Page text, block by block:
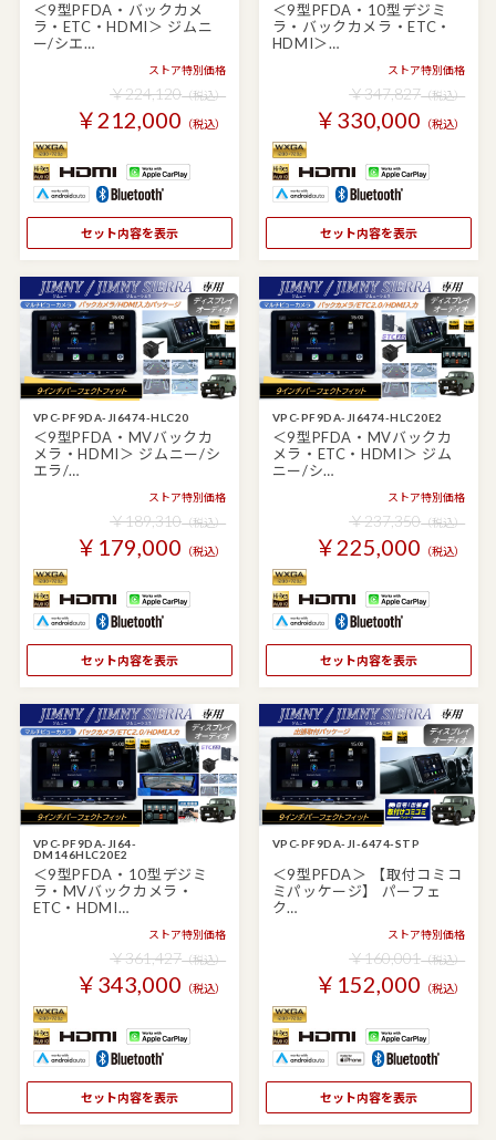
＜9型PFDA・バックカメ
ラ・ETC・HDMI＞ ジムニ
ー/シエ…
ストア特別価格
￥224,120（税込）
￥212,000 （税込）
セット内容を表示
＜9型PFDA・10型デジミ
ラ・バックカメラ・ETC・
HDMI＞…
ストア特別価格
￥347,827（税込）
￥330,000 （税込）
セット内容を表示
VPC-PF9DA-JI6474-HLC20
＜9型PFDA・MVバックカ
メラ・HDMI＞ ジムニー/シ
エラ/…
ストア特別価格
￥189,310（税込）
￥179,000 （税込）
セット内容を表示
VPC-PF9DA-JI6474-HLC20E2
＜9型PFDA・MVバックカ
メラ・ETC・HDMI＞ ジム
ニー/シ…
ストア特別価格
￥237,350（税込）
￥225,000 （税込）
セット内容を表示
VPC-PF9DA-JI64-
DM146HLC20E2
＜9型PFDA・10型デジミ
ラ・MVバックカメラ・
ETC・HDMI…
ストア特別価格
￥361,427（税込）
￥343,000 （税込）
セット内容を表示
VPC-PF9DA-JI-6474-STP
＜9型PFDA＞ 【取付コミコ
ミパッケージ】 パーフェ
ク…
ストア特別価格
￥160,001（税込）
￥152,000 （税込）
セット内容を表示